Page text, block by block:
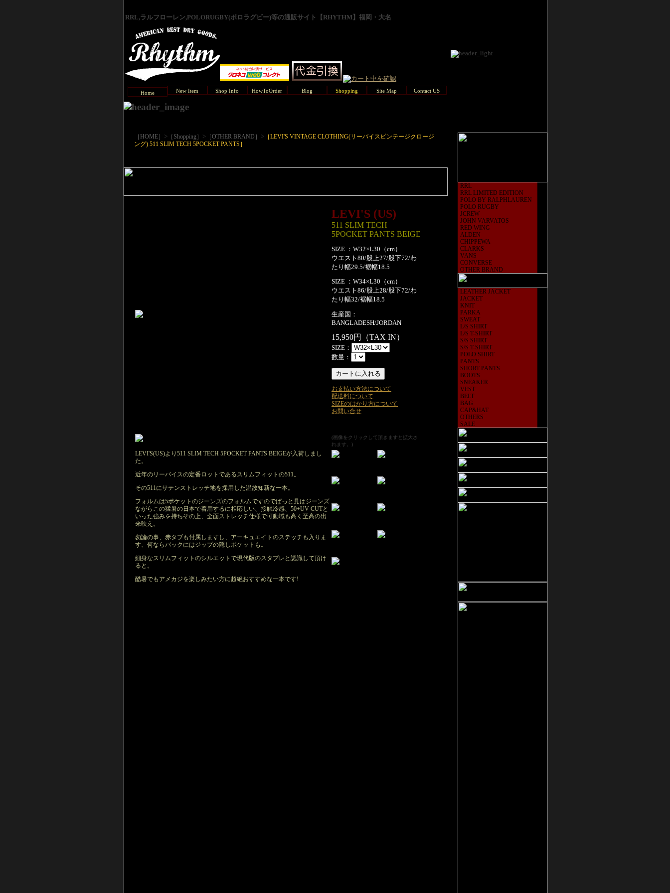
RRL,ラルフローレン,POLORUGBY(ポロラグビー)等の通販サイト【RHYTHM】福岡・大名
Home New Item Shop Info HowToOrder Blog Shopping Site Map Contact US
［HOME］ > ［Shopping］ > ［OTHER BRAND］ > ［LEVI'S VINTAGE CLOTHING(リーバイスビンテージクロージ
ング) 511 SLIM TECH 5POCKET PANTS］
LEVI'S (US)
511 SLIM TECH
5POCKET PANTS BEIGE
SIZE ：W32×L30（cm）
ウエスト80/股上27/股下72/わ
たり幅29.5/裾幅18.5
SIZE ：W34×L30（cm）
ウエスト86/股上28/股下72/わ
たり幅32/裾幅18.5
生産国：
BANGLADESH/JORDAN
15,950円（TAX IN）
SIZE：
数量：
お支払い方法について
配送料について
SIZEのはかり方について
お問い合せ
(画像をクリックして頂きますと拡大さ
れます。)
LEVI'S(US)より511 SLIM TECH 5POCKET PANTS BEIGEが入荷しまし
た。
近年のリーバイスの定番ロットであるスリムフィットの511。
その511にサテンストレッチ地を採用した温故知新な一本。
フォルムは5ポケットのジーンズのフォルムですのでぱっと見はジーンズ
ながらこの猛暑の日本で着用するに相応しい、接触冷感、50+UV CUTと
いった強みを持ちその上、全面ストレッチ仕様で可動域も高く至高の出
来映え。
勿論の事、赤タブも付属しますし、アーキュエイトのステッチも入りま
す、何ならバックにはジップの隠しポケットも。
細身なスリムフィットのシルエットで現代版のスタプレと認識して頂け
ると。
酷暑でもアメカジを楽しみたい方に超絶おすすめな一本です!
RRL
RRL LIMITED EDITION
POLO BY RALPHLAUREN
POLO RUGBY
JCREW
JOHN VARVATOS
RED WING
ALDEN
CHIPPEWA
CLARKS
VANS
CONVERSE
OTHER BRAND
LEATHER JACKET
JACKET
KNIT
PARKA
SWEAT
L/S SHIRT
L/S T-SHIRT
S/S SHIRT
S/S T-SHIRT
POLO SHIRT
PANTS
SHORT PANTS
BOOTS
SNEAKER
VEST
BELT
BAG
CAP&HAT
OTHERS
SALE